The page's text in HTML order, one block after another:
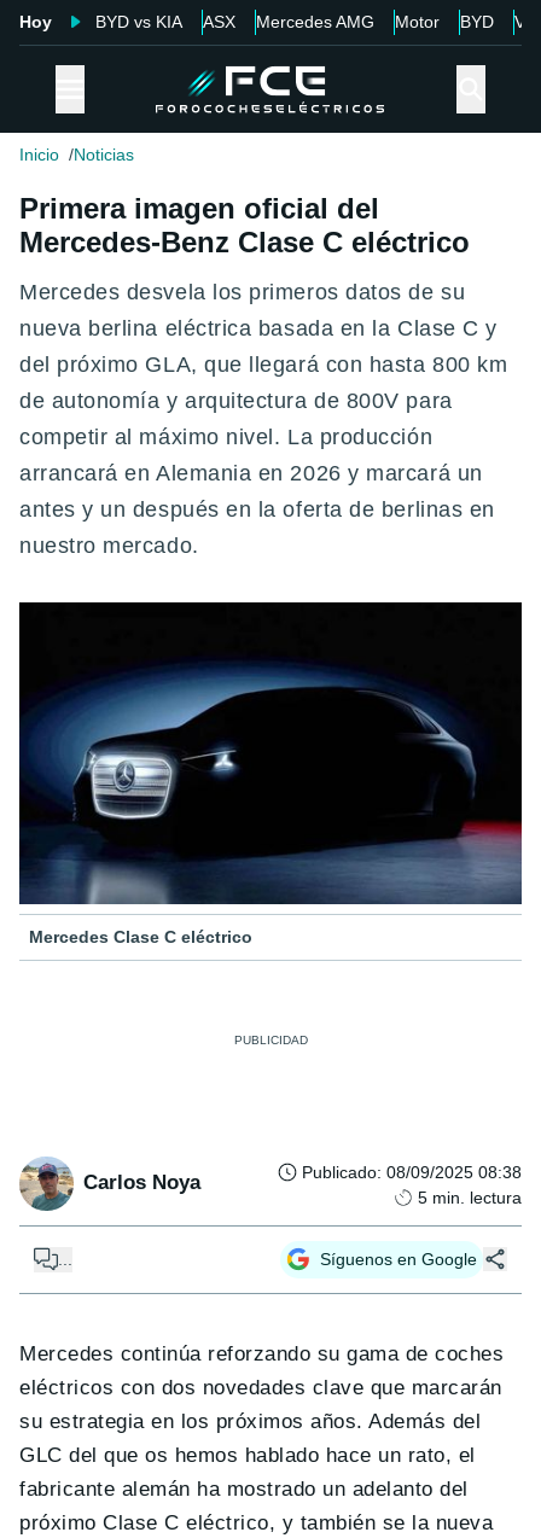
Hoy BYD vs KIA ASX Mercedes AMG Motor BYD
Inicio Noticias
Primera imagen oficial del
Mercedes-Benz Clase C eléctrico
Mercedes desvela los primeros datos de su
nueva berlina eléctrica basada en la Clase C y
del próximo GLA, que llegará con hasta 800 km
de autonomía y arquitectura de 800V para
competir al máximo nivel. La producción
arrancará en Alemania en 2026 y marcará un
antes y un después en la oferta de berlinas en
nuestro mercado.
Mercedes Clase C eléctrico
Carlos Noya Publicado: 08/09/2025 08:38
5 min. lectura
Síguenos en Google
Mercedes continúa reforzando su gama de coches
eléctricos con dos novedades clave que marcarán
su estrategia en los próximos años. Además del
GLC del que os hemos hablado hace un rato, el
fabricante alemán ha mostrado un adelanto del
próximo Clase C eléctrico, y también se la nueva